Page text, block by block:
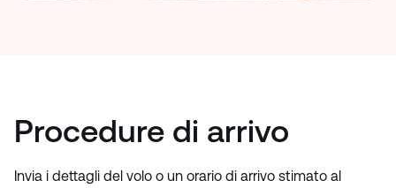
Procedure di arrivo
Invia i dettagli del volo o un orario di arrivo stimato al